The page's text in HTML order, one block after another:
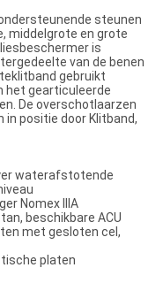
steunen
middelgrote en grote
is
van de benen
gebruikt
het gearticuleerde
De overschotlaarzen
in positie door Klitband,
waterafstotende
Nomex IIIA
beschikbare ACU
met gesloten cel,
platen